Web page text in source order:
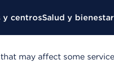
y centrosSalud y bienestar
may affect some